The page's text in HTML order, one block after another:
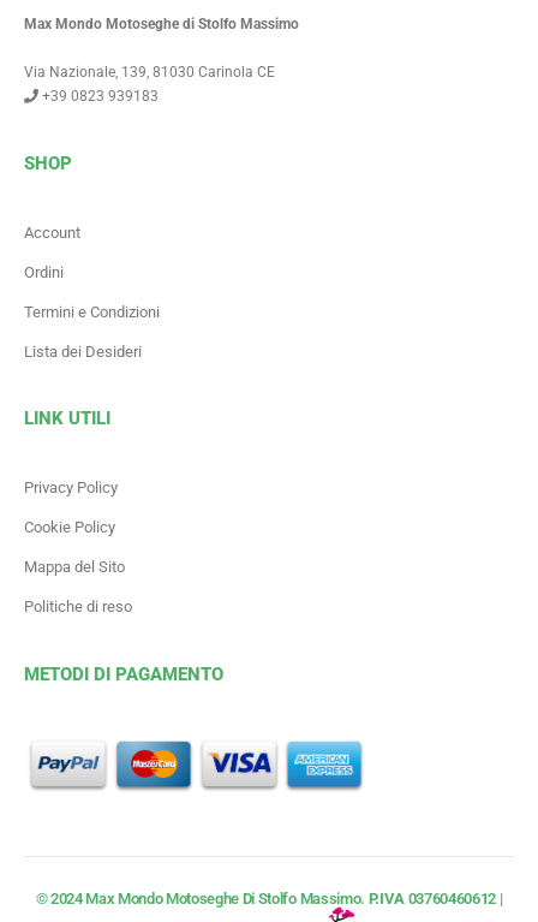
Max Mondo Motoseghe di Stolfo Massimo
Via Nazionale, 139, 81030 Carinola CE
+39 0823 939183
SHOP
Account
Ordini
Termini e Condizioni
Lista dei Desideri
LINK UTILI
Privacy Policy
Cookie Policy
Mappa del Sito
Politiche di reso
METODI DI PAGAMENTO
© 2024 Max Mondo Motoseghe Di Stolfo Massimo. P.IVA 03760460612 |